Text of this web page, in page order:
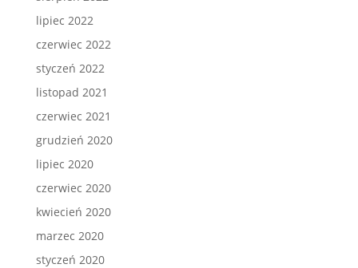
lipiec 2022
czerwiec 2022
styczeń 2022
listopad 2021
czerwiec 2021
grudzień 2020
lipiec 2020
czerwiec 2020
kwiecień 2020
marzec 2020
styczeń 2020